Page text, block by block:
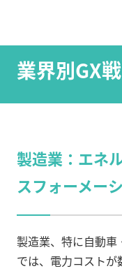
業界別GX
製造業：エネ
スフォーメー
製造業、特に自動
では、電力コストが